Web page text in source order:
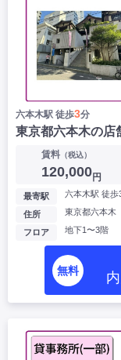
六本木駅 徒歩3分
東京都六本木の店
賃料（税込）
120,000円
最寄駅 六本木駅 徒歩
住所 東京都六本木
フロア 地下1〜3階
無料